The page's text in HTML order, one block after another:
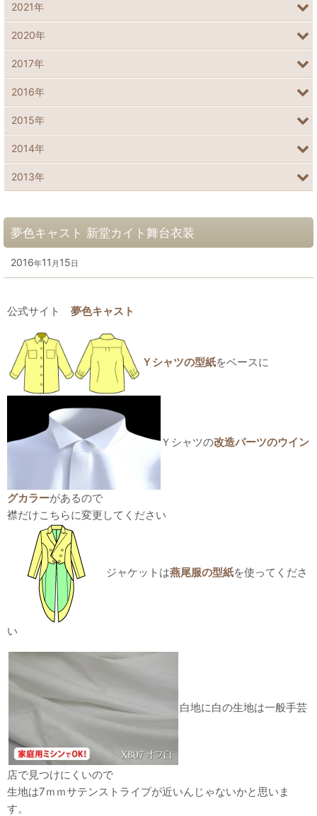
夢色キャスト 新堂カイト舞台衣装
2016年11 月 15日
公式サイト 夢色キャスト
Ｙシャツの型紙をベースに
Ｙシャツの改造パーツのウイン
グカラーがあるので
襟だけこちらに変更してください
ジャケットは燕尾服の型紙を使ってくださ
い
白地に白の生地は一般手芸
店で見つけにくいので
生地は7ｍｍサテンストライプが近いんじゃないかと思いま
す。
2021年
2020年
2017年
2016年
2015年
2014年
2013年